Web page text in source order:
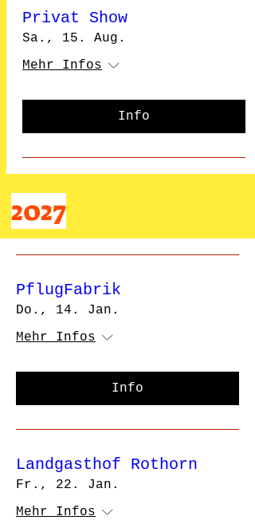
Privat Show
Sa., 15. Aug.
Mehr Infos
Info
2027
PflugFabrik
Do., 14. Jan.
Mehr Infos
Info
Landgasthof Rothorn
Fr., 22. Jan.
Mehr Infos